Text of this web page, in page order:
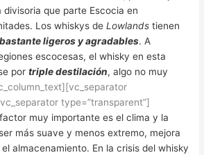
divisoria que parte Escocia en
Los whiskys deLowlands tienen
bastante ligeros y agradables. A
escocesas, el whisky en esta
portriple destilación, algo no muy
type=”transparent”]
muy importante es el clima y la
más suave y menos extremo, mejora
almacenamiento. En la crisis del whisky